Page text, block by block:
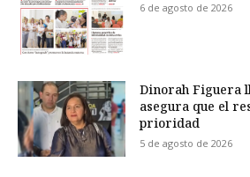
6 de agosto de 2026
Dinorah Figuera
asegura que el
prioridad
5 de agosto de 2026